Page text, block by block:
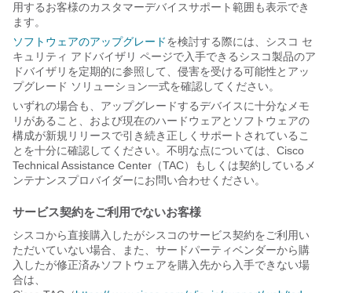
用するお客様のカスタマーデバイスサポート範囲も表示でき
ます。
ソフトウェアのアップグレードを検討する際には、シスコ セ
キュリティ アドバイザリ ページで入手できるシスコ製品のア
ドバイザリを定期的に参照して、侵害を受ける可能性とアッ
プグレード ソリューション一式を確認してください。
いずれの場合も、アップグレードするデバイスに十分なメモ
リがあること、および現在のハードウェアとソフトウェアの
構成が新規リリースで引き続き正しくサポートされているこ
とを十分に確認してください。不明な点については、Cisco
Technical Assistance Center（TAC）もしくは契約しているメ
ンテナンスプロバイダーにお問い合わせください。
サービス契約をご利用でないお客様
シスコから直接購入したがシスコのサービス契約をご利用い
ただいていない場合、また、サードパーティベンダーから購
入したが修正済みソフトウェアを購入先から入手できない場
合は、